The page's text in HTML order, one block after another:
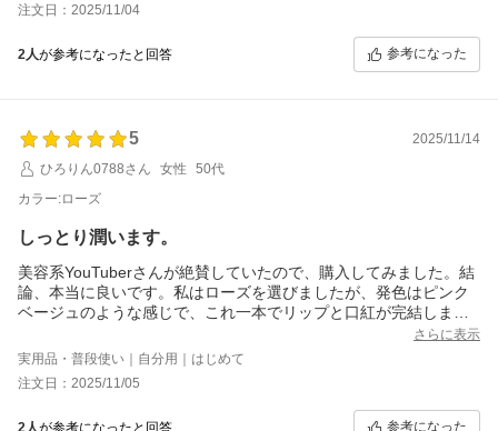
注文日：2025/11/04
2人が参考になったと回答 参考になった
5
2025/11/14
ひろりん0788さん
女性
50代
カラー:ローズ
しっとり潤います。
美容系YouTuberさんが絶賛していたので、購入してみました。結
論、本当に良いです。私はローズを選びましたが、発色はピンク
ベージュのような感じで、これ一本でリップと口紅が完結しま
数時間経つと、潤いは少し落ちますが、唇の荒れはないですし、
しっとり感が持続しているので、さすがです。
さらに表示
実用品・普段使い｜自分用｜はじめて
注文日：2025/11/05
2人が参考になったと回答 参考になった